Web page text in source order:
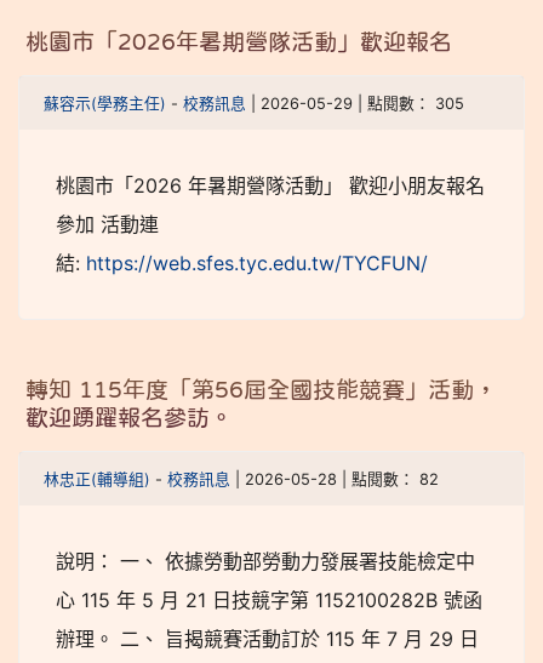
桃園市「2026年暑期營隊活動」歡迎報名
蘇容示(學務主任) - 校務訊息 | 2026-05-29 | 點閱數： 305
桃園市「2026 年暑期營隊活動」 歡迎小朋友報名
參加 活動連
結: https://web.sfes.tyc.edu.tw/TYCFUN/
轉知 115年度「第56屆全國技能競賽」活動，
歡迎踴躍報名參訪。
林忠正(輔導組) - 校務訊息 | 2026-05-28 | 點閱數： 82
說明： 一、 依據勞動部勞動力發展署技能檢定中
心 115 年 5 月 21 日技競字第 1152100282B 號函
辦理。 二、 旨揭競賽活動訂於 115 年 7 月 29 日